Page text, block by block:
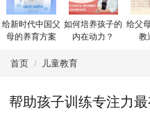
给新时代中国父
母的养育方案
如何培养孩子的
内在动力？
给父
教
首页 / 儿童教育
帮助孩子训练专注力